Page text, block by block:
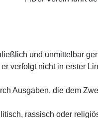
er verfolgt nicht in
rassisch oder